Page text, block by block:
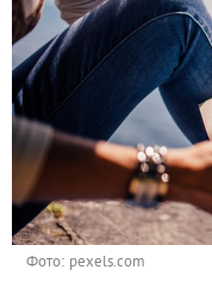
Фото: pexels.com